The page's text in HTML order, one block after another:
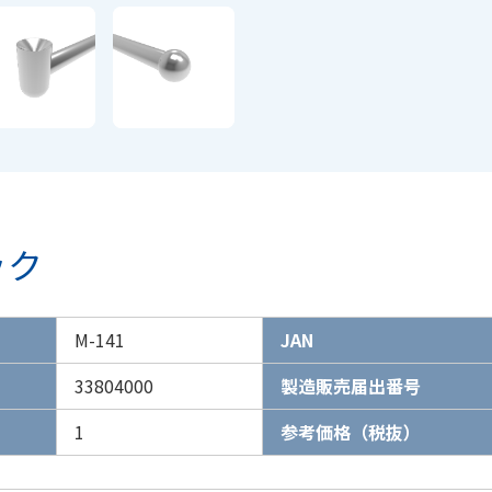
M-141 JAN
33804000 製造販売届出番号
1 参考価格（税抜）